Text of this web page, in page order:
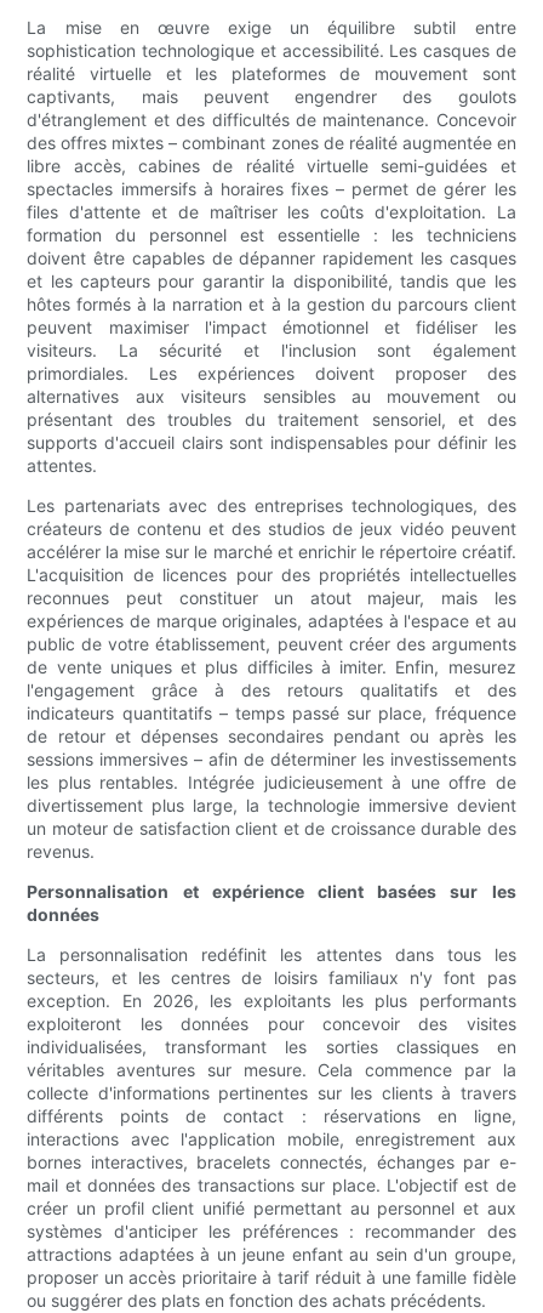
La mise en œuvre exige un équilibre subtil entre
sophistication technologique et accessibilité. Les casques de
réalité virtuelle et les plateformes de mouvement sont
captivants, mais peuvent engendrer des goulots
d'étranglement et des difficultés de maintenance. Concevoir
des offres mixtes – combinant zones de réalité augmentée en
libre accès, cabines de réalité virtuelle semi-guidées et
spectacles immersifs à horaires fixes – permet de gérer les
files d'attente et de maîtriser les coûts d'exploitation. La
formation du personnel est essentielle : les techniciens
doivent être capables de dépanner rapidement les casques
et les capteurs pour garantir la disponibilité, tandis que les
hôtes formés à la narration et à la gestion du parcours client
peuvent maximiser l'impact émotionnel et fidéliser les
visiteurs. La sécurité et l'inclusion sont également
primordiales. Les expériences doivent proposer des
alternatives aux visiteurs sensibles au mouvement ou
présentant des troubles du traitement sensoriel, et des
supports d'accueil clairs sont indispensables pour définir les
attentes.
Les partenariats avec des entreprises technologiques, des
créateurs de contenu et des studios de jeux vidéo peuvent
accélérer la mise sur le marché et enrichir le répertoire créatif.
L'acquisition de licences pour des propriétés intellectuelles
reconnues peut constituer un atout majeur, mais les
expériences de marque originales, adaptées à l'espace et au
public de votre établissement, peuvent créer des arguments
de vente uniques et plus difficiles à imiter. Enfin, mesurez
l'engagement grâce à des retours qualitatifs et des
indicateurs quantitatifs – temps passé sur place, fréquence
de retour et dépenses secondaires pendant ou après les
sessions immersives – afin de déterminer les investissements
les plus rentables. Intégrée judicieusement à une offre de
divertissement plus large, la technologie immersive devient
un moteur de satisfaction client et de croissance durable des
revenus.
Personnalisation et expérience client basées sur les
données
La personnalisation redéfinit les attentes dans tous les
secteurs, et les centres de loisirs familiaux n'y font pas
exception. En 2026, les exploitants les plus performants
exploiteront les données pour concevoir des visites
individualisées, transformant les sorties classiques en
véritables aventures sur mesure. Cela commence par la
collecte d'informations pertinentes sur les clients à travers
différents points de contact : réservations en ligne,
interactions avec l'application mobile, enregistrement aux
bornes interactives, bracelets connectés, échanges par e-
mail et données des transactions sur place. L'objectif est de
créer un profil client unifié permettant au personnel et aux
systèmes d'anticiper les préférences : recommander des
attractions adaptées à un jeune enfant au sein d'un groupe,
proposer un accès prioritaire à tarif réduit à une famille fidèle
ou suggérer des plats en fonction des achats précédents.